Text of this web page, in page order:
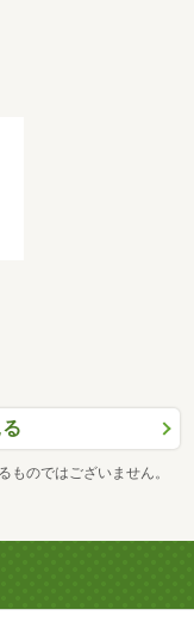
ものではございません。